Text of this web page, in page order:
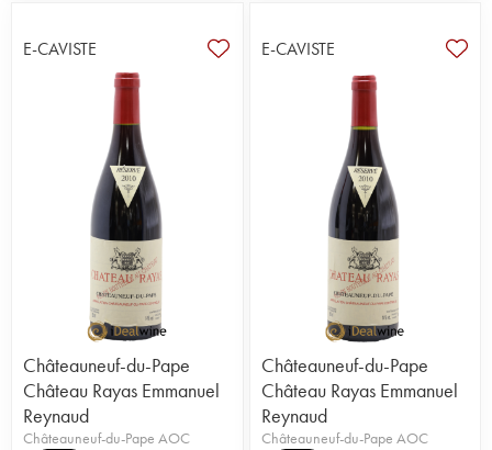
E-CAVISTE
Châteauneuf-du-Pape
Château Rayas Emmanuel
Reynaud
Châteauneuf-du-Pape AOC
E-CAVISTE
Châteauneuf-du-Pape
Château Rayas Emmanuel
Reynaud
Châteauneuf-du-Pape AOC